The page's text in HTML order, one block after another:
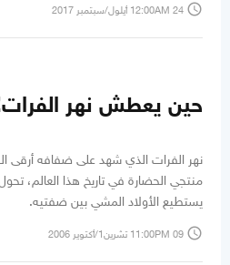
access_time 12:00AM 24 أيلول/سبتمبر 2017
حين يعطش نهر
نهر الفرات الذي شهد على ضفافه أرقى
منتجي الحضارة في تاريخ هذا العالم،
يستطيع الأولاد المشي بين ضفتيه.
access_time 11:00PM 09 تشرين1/أكتوير 2006